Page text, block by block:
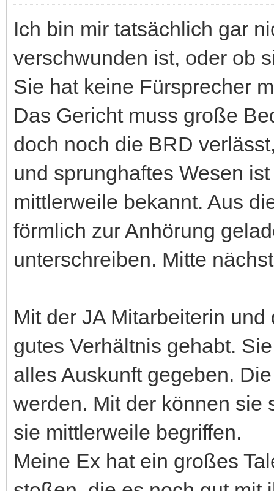
Ich bin mir tatsächlich gar
verschwunden ist, oder ob
Sie hat keine Fürsprecher
Das Gericht muss große
doch noch die BRD
und sprunghaftes Wesen
mittlerweile bekannt. Aus
förmlich zur Anhörung
unterschreiben. Mitte
Mit der JA Mitarbeiterin
gutes Verhältnis gehabt.
alles Auskunft gegeben.
werden. Mit der können sie
sie mittlerweile begriffen.
Meine Ex hat ein großes